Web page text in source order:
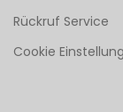
Rückruf Service
Cookie